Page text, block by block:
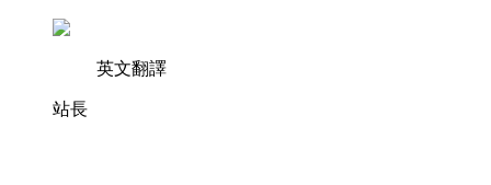
英文翻譯
站長